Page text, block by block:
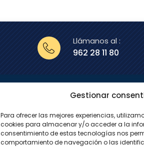
Gestionar
Para ofrecer las mejores experiencias,
cookies para almacenar y/o acceder a la
consentimiento de estas tecnologías nos
comportamiento de navegación o las
Llámanos al :
962 28 11 80
F
a
c
e
X
-
t
w
I
n
s
t